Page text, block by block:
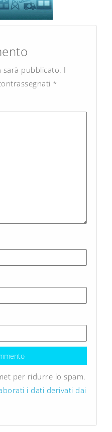
pubblicato. I
*
per ridurre lo spam.
i dati derivati dai